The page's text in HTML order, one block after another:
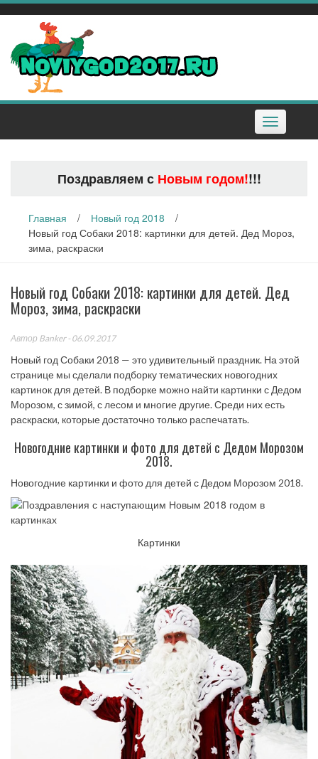
Наверх
Toggle
navigation
Поздравляем с Новым годом!!!!
Главная / Новый год 2018
/
Новый год Собаки 2018: картинки для детей. Дед Мороз,
зима, раскраски
Новый год Собаки 2018: картинки для детей. Дед
Мороз, зима, раскраски
Автор Banker- 06.09.2017
Новый год Собаки 2018 — это удивительный праздник. На этой
странице мы сделали подборку тематических новогодних
картинок для детей. В подборке можно найти картинки с Дедом
Морозом, с зимой, с лесом и многие другие. Среди них есть
раскраски, которые достаточно только распечатать.
Новогодние картинки и фото для детей с Дедом Морозом
2018.
Новогодние картинки и фото для детей с Дедом Морозом 2018.
Картинки